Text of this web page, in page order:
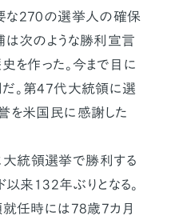
な270の選挙人の確保
は次のような勝利宣言
を作った。今まで目に
だ。第47代大統領に選
を米国民に感謝した
統領選挙で勝利する
以来132年ぶりとなる。
任時には78歳7カ月